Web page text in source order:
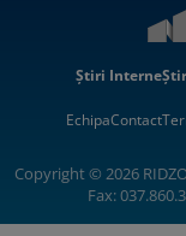
Știri Interne
EchipaContact
Copyright © 2026
Fax: